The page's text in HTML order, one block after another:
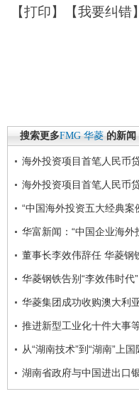
【打印】【我要纠错
搜索更多FMG 华菱 的新闻
海外投资项目首笔人民币
海外投资项目首笔人民币
“中国海外投资五大经典案
华富新闻：“中国企业海
董事长李效伟辞任 华菱钢
华菱钢铁告别“李效伟时代
华菱集团成功收购澳大利
推进新型工业化十件大事
从“湖南技术”到“湖南”上
湖南省政府与中国进出口